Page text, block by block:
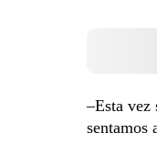
–Esta vez
sentamos